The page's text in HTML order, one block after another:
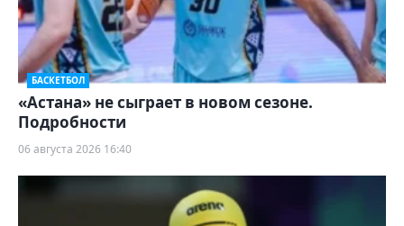
БАСКЕТБОЛ
«Астана» не сыграет в новом сезоне.
Подробности
06 августа 2026 16:40